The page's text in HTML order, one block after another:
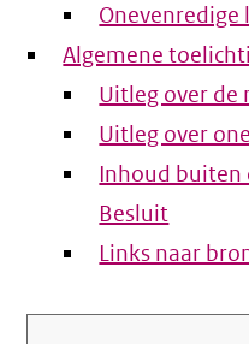
Onevenredige
Algemene
Uitleg over de
Uitleg over
Inhoud buiten
Besluit
Links naar